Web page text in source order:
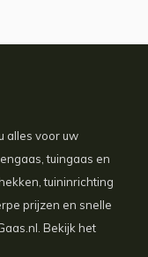
alles voor uw
tuingaas en
tuininrichting
prijzen en snelle
Bekijk het